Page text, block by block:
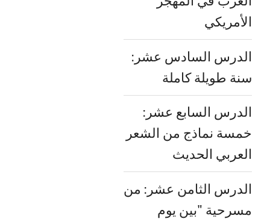
الأمريكي
الدرس السادس عشر:
سنة طويلة كاملة
الدرس السابع عشر:
خمسة نماذج من الشعر
العربي الحديث
الدرس الثامن عشر: من
مسرحية "بين يوم